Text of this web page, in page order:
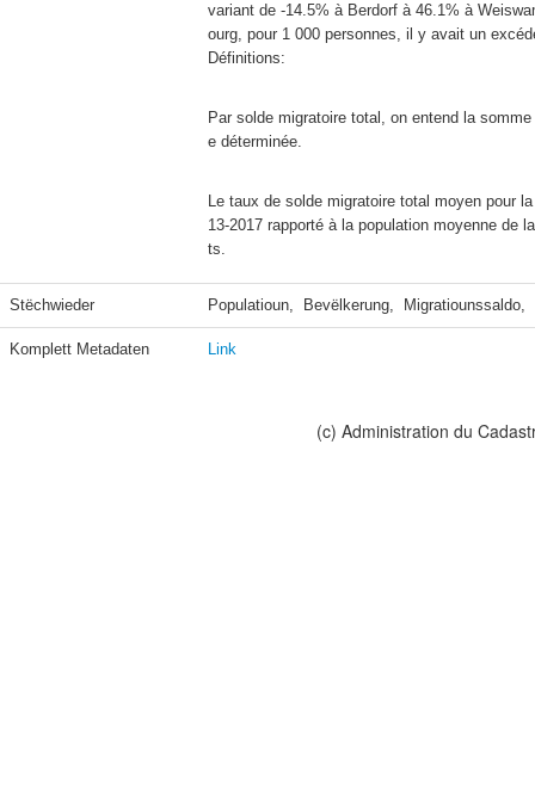
variant de -14.5% à Berdorf à 46.1% à
Définitions:
Par solde migratoire total, on entend la
e déterminée.
Le taux de solde migratoire total moyen pour
13-2017 rapporté à la population moyenne de
ts.
Stëchwieder Populatioun,  Bevëlkerung,  Migratiounssaldo,
Komplett Metadaten Link
(c) Administration du